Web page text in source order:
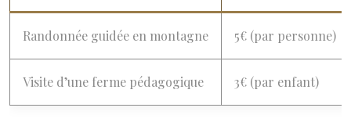
Randonnée guidée en montagne 5€ (par personne)
Visite d’une ferme pédagogique 3€ (par enfant)